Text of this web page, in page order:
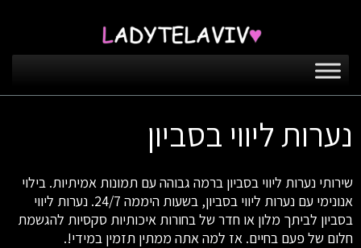
נערות ליווי בסביון
שירותי נערות ליווי בסביון ברמה גבוהה עם תמונות אמיתיות. בילוי
אנונימי עם נערות ליווי בסביון, בשעות היממה 24/7. נערות ליווי
בסביון לביתך מלון או חדר של בחורות איכותיות סקסיות להגשמת
חלום של פעם בחיים. אז למה אתה ממתין תזמין במידי!.